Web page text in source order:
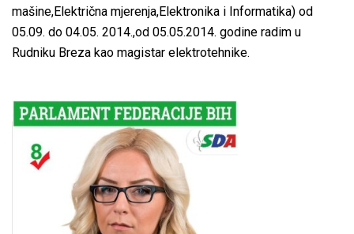
mašine,Električna mjerenja,Elektronika i Informatika) od
05.09. do 04.05. 2014.,od 05.05.2014. godine radim u
Rudniku Breza kao magistar elektrotehnike.